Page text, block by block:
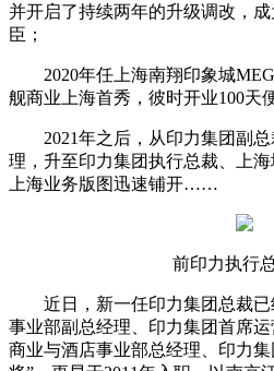
并开启了持续两年的升级调改，
臣；
2020年任上海南翔印象城
舰商业上海首秀，彼时开业100天
2021年之后，从印力集团副
理，升至印力集团执行总裁、上
上海业务版图迅速铺开……
前印力执行
近日，新一任印力集团总裁
事业部副总经理、印力集团首席
商业与酒店事业部总经理、印力